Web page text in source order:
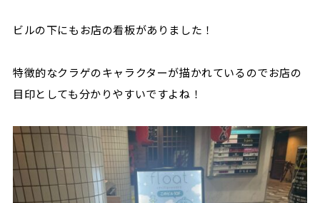
ビルの下にもお店の看板がありました！
特徴的なクラゲのキャラクターが描かれているのでお店の
目印としても分かりやすいですよね！